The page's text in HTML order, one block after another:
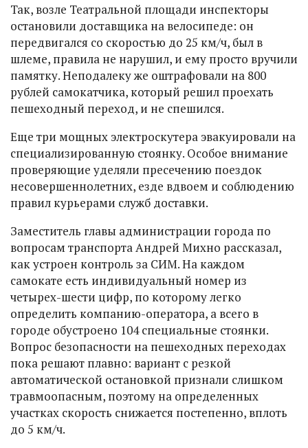
Так, возле Театральной площади инспекторы
остановили доставщика на велосипеде: он
передвигался со скоростью до 25 км/ч, был в
шлеме, правила не нарушил, и ему просто вручили
памятку. Неподалеку же оштрафовали на 800
рублей самокатчика, который решил проехать
пешеходный переход, и не спешился.
Еще три мощных электроскутера эвакуировали на
специализированную стоянку. Особое внимание
проверяющие уделяли пресечению поездок
несовершеннолетних, езде вдвоем и соблюдению
правил курьерами служб доставки.
Заместитель главы администрации города по
вопросам транспорта Андрей Михно рассказал,
как устроен контроль за СИМ. На каждом
самокате есть индивидуальный номер из
четырех-шести цифр, по которому легко
определить компанию-оператора, а всего в
городе обустроено 104 специальные стоянки.
Вопрос безопасности на пешеходных переходах
пока решают плавно: вариант с резкой
автоматической остановкой признали слишком
травмоопасным, поэтому на определенных
участках скорость снижается постепенно, вплоть
до 5 км/ч.